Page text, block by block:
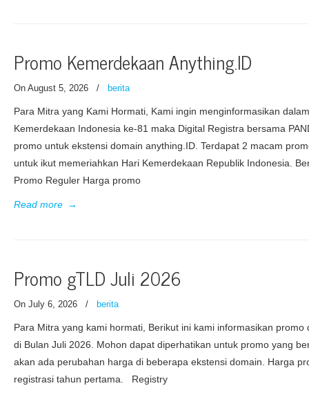
Promo Kemerdekaan Anything.ID
On August 5, 2026 / berita
Para Mitra yang Kami Hormati, Kami ingin menginformasikan
Kemerdekaan Indonesia ke-81 maka Digital Registra bersama
promo untuk ekstensi domain anything.ID. Terdapat 2 macam
untuk ikut memeriahkan Hari Kemerdekaan Republik Indonesia.
Promo Reguler Harga promo
Read more →
Promo gTLD Juli 2026
On July 6, 2026 / berita
Para Mitra yang kami hormati, Berikut ini kami informasikan
di Bulan Juli 2026. Mohon dapat diperhatikan untuk promo yang
akan ada perubahan harga di beberapa ekstensi domain. Harga
registrasi tahun pertama. Registry